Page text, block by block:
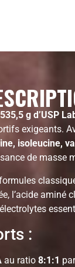
g d’USP
exigeants.
isoleucine,
de masse
l’acide aminé
:
au ratio 8:1:1